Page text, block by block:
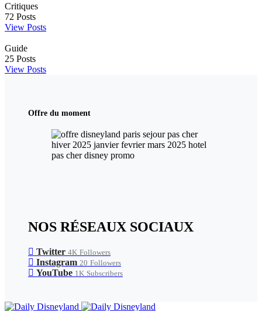
Critiques
72 Posts
View Posts
Guide
25 Posts
View Posts
Offre du moment
NOS RÉSEAUX SOCIAUX
Twitter 4K Followers
Instagram 20 Followers
YouTube 1K Subscribers